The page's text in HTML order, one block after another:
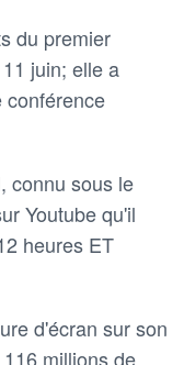
du premier
juin; elle a
conférence
connu sous le
Youtube qu'il
heures ET
d'écran sur son
millions de